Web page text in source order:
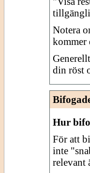
Notera
kommer
din röst
Hur
För att
inte
relevant